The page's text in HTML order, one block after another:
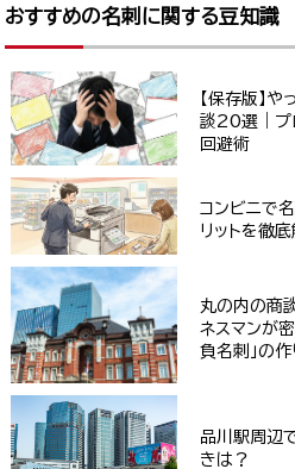
おすすめの名刺に関する豆知識
【保存版】
談20選｜プ
回避術
コンビニで
リットを徹
丸の内の商
ネスマンが
負名刺」の作
品川駅周辺
きは？